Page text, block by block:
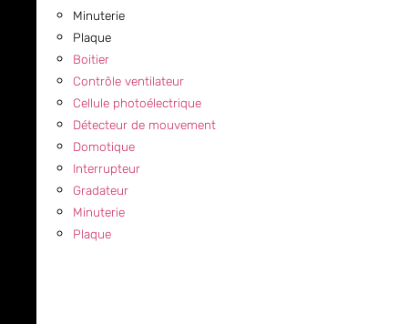
Minuterie
Plaque
Boitier
Contrôle ventilateur
Cellule photoélectrique
Détecteur de mouvement
Domotique
Interrupteur
Gradateur
Minuterie
Plaque